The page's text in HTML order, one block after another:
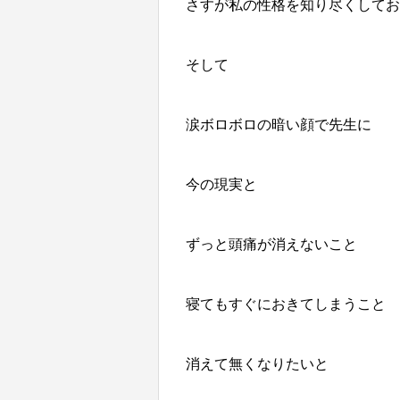
さすが私の性格を知り尽くして
そして
涙ボロボロの暗い顔で先生に
今の現実と
ずっと頭痛が消えないこと
寝てもすぐにおきてしまうこと
消えて無くなりたいと